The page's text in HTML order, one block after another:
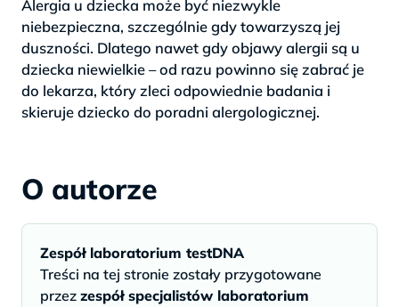
Alergia u dziecka może być niezwykle
niebezpieczna, szczególnie gdy towarzyszą jej
duszności. Dlatego nawet gdy objawy alergii są u
dziecka niewielkie – od razu powinno się zabrać je
do lekarza, który zleci odpowiednie badania i
skieruje dziecko do poradni alergologicznej.
O autorze
Zespół laboratorium testDNA
Treści na tej stronie zostały przygotowane
przez zespół specjalistów laboratorium